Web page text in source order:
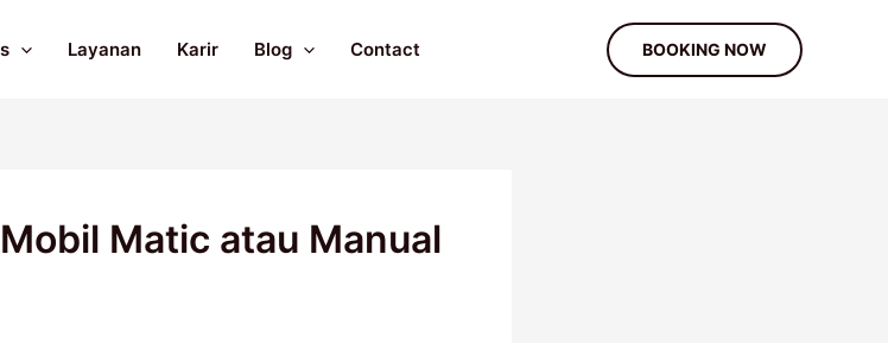
Layanan Karir Blog Contact BOOKING NOW
Matic atau Manual